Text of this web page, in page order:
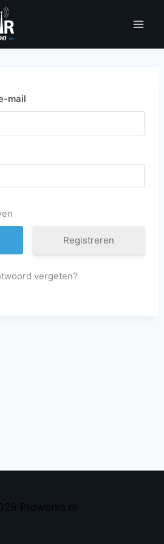
mail
Registreren
vergeten?
Proworks.nl